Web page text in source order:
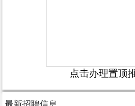
点击办理置顶
最新招聘信息